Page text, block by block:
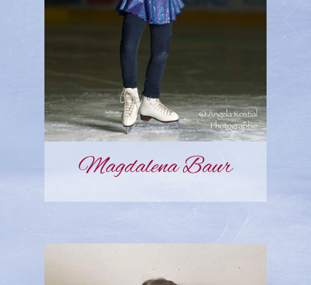
Magdalena Baur